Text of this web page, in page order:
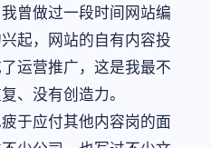
曾做过一段时间网站编
起，网站的自有内容投
运营推广，这是我最不
、没有创造力。
于应付其他内容岗的面